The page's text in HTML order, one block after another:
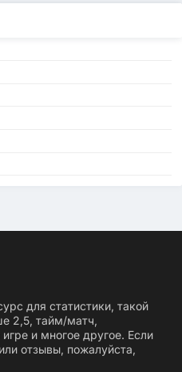
для статистики, такой
2,5, тайм/матч,
и многое другое. Если
отзывы, пожалуйста,